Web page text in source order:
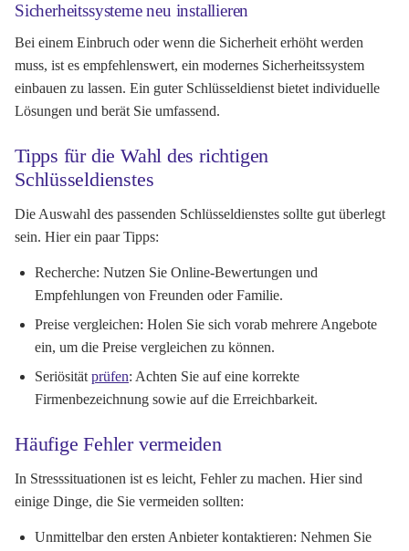
Sicherheitssysteme neu installieren
Bei einem Einbruch oder wenn die Sicherheit erhöht werden
muss, ist es empfehlenswert, ein modernes Sicherheitssystem
einbauen zu lassen. Ein guter Schlüsseldienst bietet individuelle
Lösungen und berät Sie umfassend.
Tipps für die Wahl des richtigen
Schlüsseldienstes
Die Auswahl des passenden Schlüsseldienstes sollte gut überlegt
sein. Hier ein paar Tipps:
Recherche: Nutzen Sie Online-Bewertungen und
Empfehlungen von Freunden oder Familie.
Preise vergleichen: Holen Sie sich vorab mehrere Angebote
ein, um die Preise vergleichen zu können.
Seriösität prüfen: Achten Sie auf eine korrekte
Firmenbezeichnung sowie auf die Erreichbarkeit.
Häufige Fehler vermeiden
In Stresssituationen ist es leicht, Fehler zu machen. Hier sind
einige Dinge, die Sie vermeiden sollten:
Unmittelbar den ersten Anbieter kontaktieren: Nehmen Sie